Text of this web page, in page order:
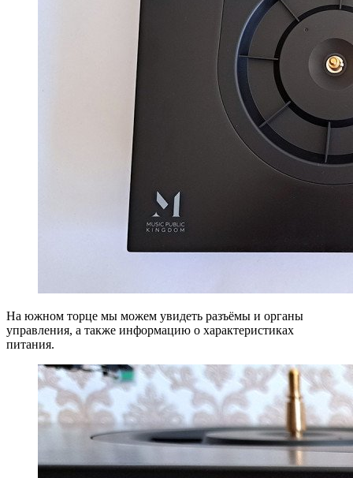
На южном торце мы можем увидеть разъёмы и органы
управления, а также информацию о характеристиках
питания.